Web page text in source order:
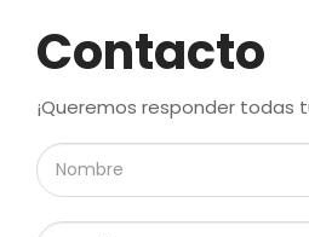
Contacto
¡Queremos responder todas